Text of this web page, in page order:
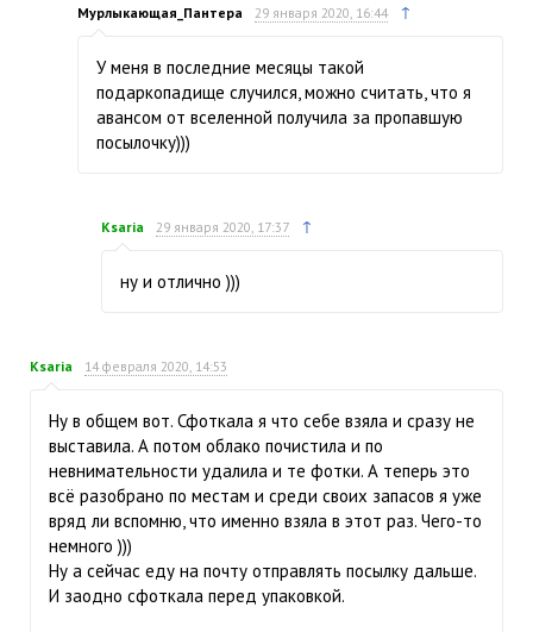
Мурлыкающая_Пантера 29 января 2020, 16:44 ↑
У меня в последние месяцы такой
подаркопадище случился, можно считать, что я
авансом от вселенной получила за пропавшую
посылочку)))
Ksaria 29 января 2020, 17:37 ↑
ну и отлично )))
Ksaria 14 февраля 2020, 14:53
Ну в общем вот. Сфоткала я что себе взяла и сразу не
выставила. А потом облако почистила и по
невнимательности удалила и те фотки. А теперь это
всё разобрано по местам и среди своих запасов я уже
вряд ли вспомню, что именно взяла в этот раз. Чего-то
немного )))
Ну а сейчас еду на почту отправлять посылку дальше.
И заодно сфоткала перед упаковкой.